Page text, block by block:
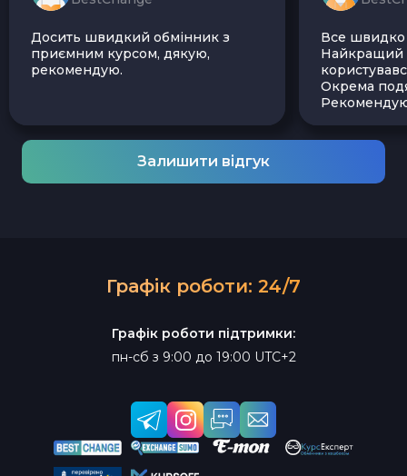
Досить швидкий обмінник з
приємним курсом, дякую,
рекомендую.
Все швидко
Найкращий
Окрема
Залишити відгук
Графік роботи: 24/7
Графік роботи підтримки:
пн-сб з 9:00 до 19:00 UTC+2